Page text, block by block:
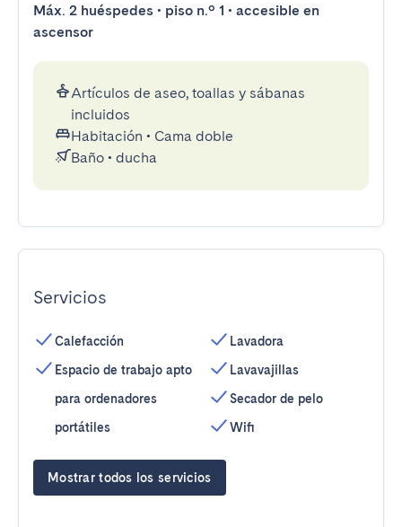
Máx. 2 huéspedes • piso n.º 1 • accesible en
ascensor
Artículos de aseo, toallas y sábanas
incluidos
Habitación • Cama doble
Baño • ducha
Servicios
Calefacción
Espacio de trabajo apto
para ordenadores
portátiles
Lavadora
Lavavajillas
Secador de pelo
Wifi
Mostrar todos los servicios